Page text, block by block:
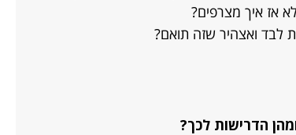
אז איך מצרפים?
לבד ואצהיר שזה תואם?
הדרישות לכך?